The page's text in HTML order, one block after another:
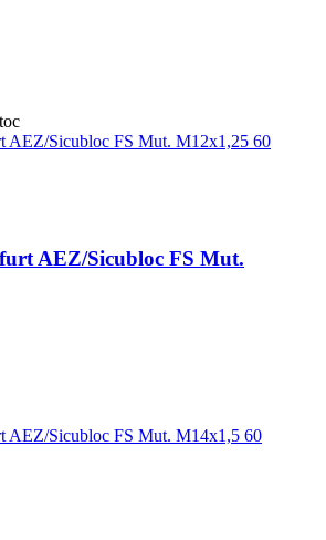
AEZ/Sicubloc FS Mut.